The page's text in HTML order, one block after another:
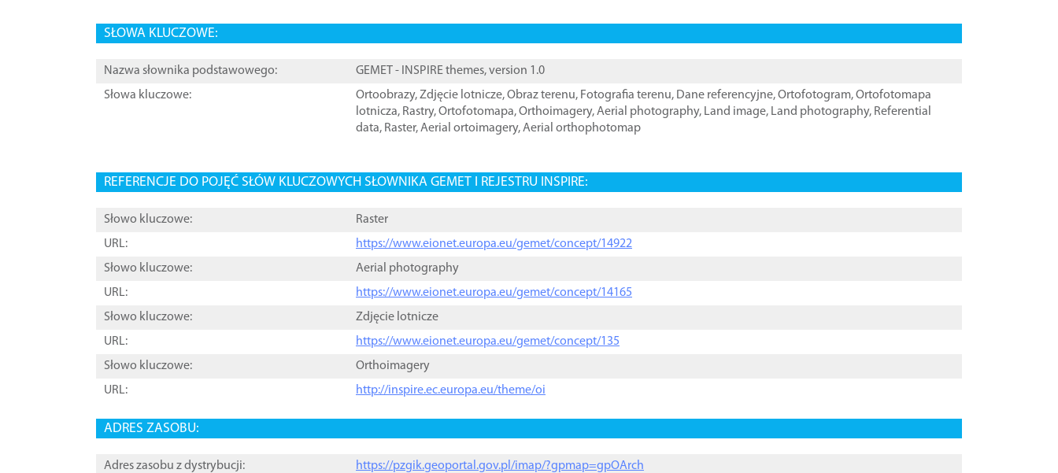
SŁOWA KLUCZOWE:
Nazwa słownika podstawowego:
GEMET - INSPIRE themes, version 1.0
Słowa kluczowe:
Ortoobrazy,Zdjęcie lotnicze,Obraz terenu, Fotografia terenu, Dane referencyjne,Ortofotogram,Ortofotomapa
lotnicza, Rastry,Ortofotomapa,Orthoimagery,Aerial photography, Land image, Land photography, Referential
data, Raster,Aerial ortoimagery,Aerial orthophotomap
REFERENCJE DO POJĘĆ SŁÓW KLUCZOWYCH SŁOWNIKA GEMET I REJESTRU INSPIRE:
Słowo kluczowe:
Raster
URL:
https://www.eionet.europa.eu/gemet/concept/14922
Słowo kluczowe:
Aerial photography
URL:
https://www.eionet.europa.eu/gemet/concept/14165
Słowo kluczowe:
Zdjęcie lotnicze
URL:
https://www.eionet.europa.eu/gemet/concept/135
Słowo kluczowe:
Orthoimagery
URL:
http://inspire.ec.europa.eu/theme/oi
ADRES ZASOBU:
Adres zasobu z dystrybucji: https://pzgik.geoportal.gov.pl/imap/?gpmap=gpOArch